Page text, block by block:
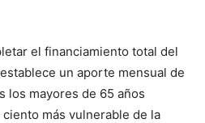
el financiamiento total del
un aporte mensual de
los mayores de 65 años
más vulnerable de la